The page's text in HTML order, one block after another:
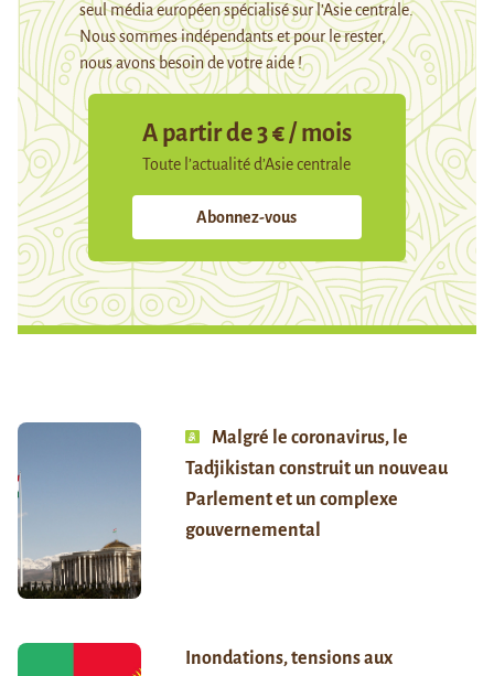
seul média européen spécialisé sur l’Asie centrale.
Nous sommes indépendants et pour le rester,
nous avons besoin de votre aide !
A partir de 3 € / mois
Toute l’actualité d’Asie centrale
Abonnez-vous
Malgré le coronavirus, le
Tadjikistan construit un nouveau
Parlement et un complexe
gouvernemental
Inondations, tensions aux